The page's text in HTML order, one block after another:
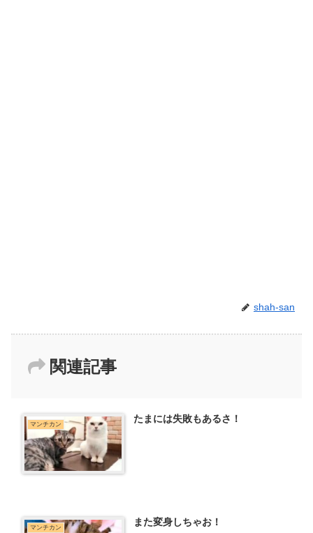
shah-san
関連記事
マンチカン たまには失敗もあるさ！
マンチカン また変身しちゃお！